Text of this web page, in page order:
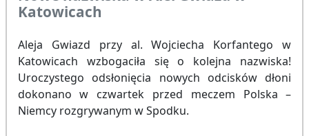
Katowicach
Aleja Gwiazd przy al. Wojciecha Korfantego w
Katowicach wzbogaciła się o kolejna nazwiska!
Uroczystego odsłonięcia nowych odcisków dłoni
dokonano w czwartek przed meczem Polska –
Niemcy rozgrywanym w Spodku.